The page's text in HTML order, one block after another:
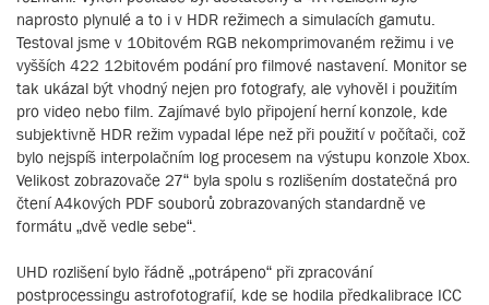
naprosto plynulé a to i v HDR režimech a simulacích gamutu.
Testoval jsme v 10bitovém RGB nekomprimovaném režimu i ve
vyšších 422 12bitovém podání pro filmové nastavení. Monitor se
tak ukázal být vhodný nejen pro fotografy, ale vyhověl i použitím
pro video nebo film. Zajímavé bylo připojení herní konzole, kde
subjektivně HDR režim vypadal lépe než při použití v počítači, což
bylo nejspíš interpolačním log procesem na výstupu konzole Xbox.
Velikost zobrazovače 27“ byla spolu s rozlišením dostatečná pro
čtení A4kových PDF souborů zobrazovaných standardně ve
formátu „dvě vedle sebe“.
UHD rozlišení bylo řádně „potrápeno“ při zpracování
postprocessingu astrofotografií, kde se hodila předkalibrace ICC